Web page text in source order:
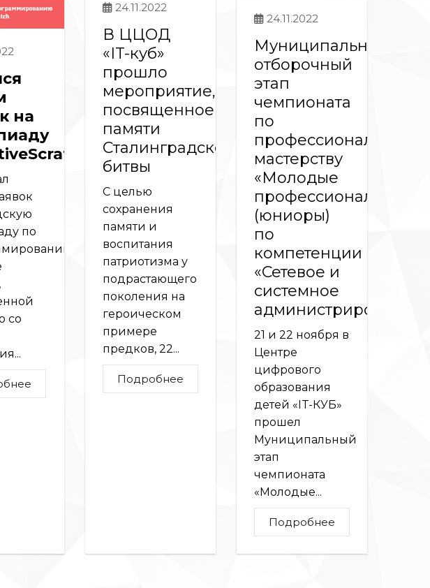
на
по
со
24.11.2022
В ЦЦОД
«IT-куб»
прошло
мероприятие,
посвященное
памяти
Сталинградской
битвы
С целью
сохранения
памяти и
воспитания
патриотизма у
подрастающего
поколения на
героическом
примере
предков, 22...
Подробнее
24.11.2022
Муниципальный
отборочный
этап
чемпионата
по
профессиональному
мастерству
«Молодые
профессионалы»
(юниоры)
по
компетенции
«Сетевое и
системное
администрирование»
21 и 22 ноября в
Центре
цифрового
образования
детей «IT-КУБ»
прошел
Муниципальный
этап
чемпионата
«Молодые...
Подробнее